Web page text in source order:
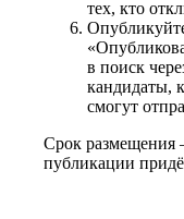
тех, кто
в поиск
кандидаты,
смогут
Срок размещения
публикации